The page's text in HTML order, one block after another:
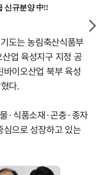
도는 농림축산식품부
업 육성지구 지정 공
이오산업 북부 육성
다.
·식품소재·곤충·종자
으로 성장하고 있는